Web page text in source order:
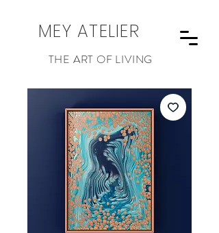
MEY ATELIER
THE ART OF LIVING